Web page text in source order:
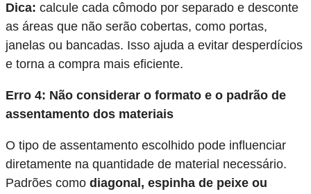
Dica: calcule cada cômodo por separado e desconte
as áreas que não serão cobertas, como portas,
janelas ou bancadas. Isso ajuda a evitar desperdícios
e torna a compra mais eficiente.
Erro 4: Não considerar o formato e o padrão de
assentamento dos materiais
O tipo de assentamento escolhido pode influenciar
diretamente na quantidade de material necessário.
Padrões como diagonal, espinha de peixe ou